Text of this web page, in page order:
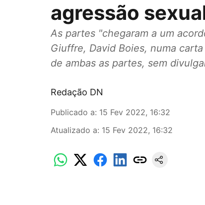
agressão
As partes "chegaram a um
Giuffre, David Boies, numa
de ambas as partes, sem
Redação DN
Publicado a: 15 Fev 2022, 16:32
Atualizado a: 15 Fev 2022, 16:32